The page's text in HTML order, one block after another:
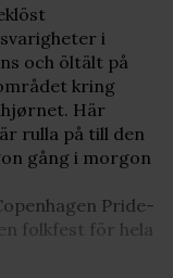
i
och öltält på
kring
Här
rulla på till den
gång i morgon
Pride-
folkfest för hela